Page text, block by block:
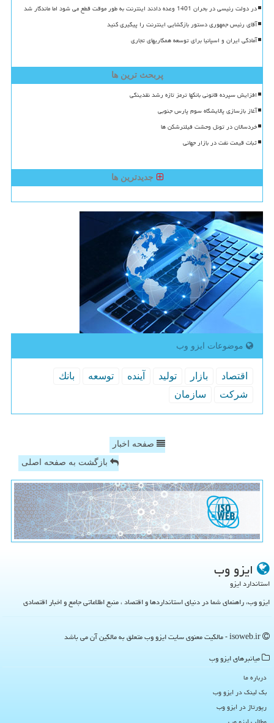
در دولت رئیسی در بحران 1401 وعده دادند اینترنت به طور موقت قطع می شود اما ماندگار شد
آقای رئیس جمهوری دستور بازگشایی اینترنت را پیگیری کنید
آمادگی ایران و اسپانیا برای توسعه همکاریهای تجاری
پربحث ترین ها
افزایش سپرده قانونی بانکها ترمز تازه رشد نقدینگی
آغاز بازسازی پالایشگاه سوم پارس جنوبی
خردسالان در تونل وحشت فیلترشکن ها
ثبات قیمت نفت در بازار جهانی
جدیدترین ها
موضوعات ایزو وب
اقتصاد بازار تولید آینده توسعه
بانك
شركت
سازمان
صفحه اخبار
بازگشت به صفحه اصلی
ایزو وب
ایزو
وب، راهنمای شما در دنیای استانداردها و اقتصاد ، منبع اطلاعاتی جامع و اخبار اقتصادی
ایزو وب
ما
در ایزو وب
در ایزو وب